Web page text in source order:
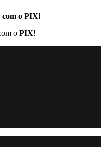
com o PIX!
o PIX!